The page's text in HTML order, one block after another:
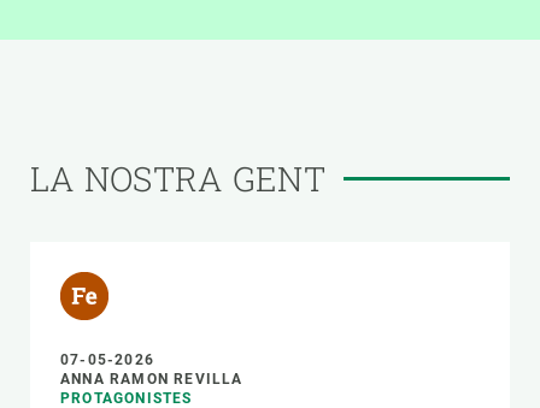
LA NOSTRA GENT
07-05-2026
ANNA RAMON REVILLA
PROTAGONISTES